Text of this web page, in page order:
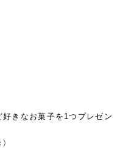
好きなお菓子を1つプレゼン